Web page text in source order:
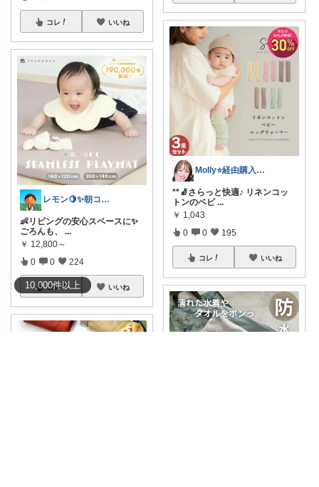
10,000件以上
コレ いいね
レモン🍋✨朝コレ5時
👶リビングの安心スペースに✨
ごろんも、
...
￥ 12,800～
0 0 224
コレ いいね
Molly⭐️経由購入感謝です💕
**🧦さらっと快適♪ リネンコッ
トンのベビ ...
￥ 1,043
0 0 195
コレ いいね